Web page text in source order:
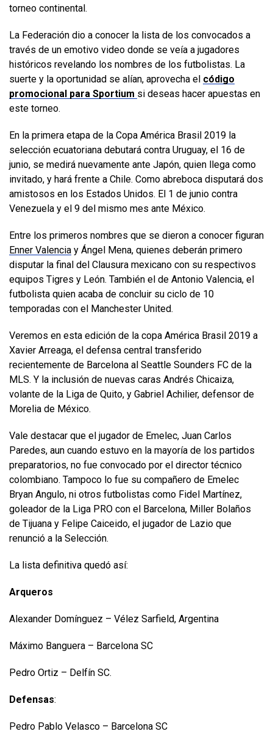
torneo continental.
La Federación dio a conocer la lista de los convocados a
través de un emotivo video donde se veía a jugadores
históricos revelando los nombres de los futbolistas. La
suerte y la oportunidad se alían, aprovecha el código
promocional para Sportium si deseas hacer apuestas en
este torneo.
En la primera etapa de la Copa América Brasil 2019 la
selección ecuatoriana debutará contra Uruguay, el 16 de
junio, se medirá nuevamente ante Japón, quien llega como
invitado, y hará frente a Chile. Como abreboca disputará dos
amistosos en los Estados Unidos. El 1 de junio contra
Venezuela y el 9 del mismo mes ante México.
Entre los primeros nombres que se dieron a conocer figuran
Enner Valencia y Ángel Mena, quienes deberán primero
disputar la final del Clausura mexicano con su respectivos
equipos Tigres y León. También el de Antonio Valencia, el
futbolista quien acaba de concluir su ciclo de 10
temporadas con el Manchester United.
Veremos en esta edición de la copa América Brasil 2019 a
Xavier Arreaga, el defensa central transferido
recientemente de Barcelona al Seattle Sounders FC de la
MLS. Y la inclusión de nuevas caras Andrés Chicaiza,
volante de la Liga de Quito, y Gabriel Achilier, defensor de
Morelia de México.
Vale destacar que el jugador de Emelec, Juan Carlos
Paredes, aun cuando estuvo en la mayoría de los partidos
preparatorios, no fue convocado por el director técnico
colombiano. Tampoco lo fue su compañero de Emelec
Bryan Angulo, ni otros futbolistas como Fidel Martínez,
goleador de la Liga PRO con el Barcelona, Miller Bolaños
de Tijuana y Felipe Caiceido, el jugador de Lazio que
renunció a la Selección.
La lista definitiva quedó así:
Arqueros
Alexander Domínguez – Vélez Sarfield, Argentina
Máximo Banguera – Barcelona SC
Pedro Ortiz – Delfín SC.
Defensas:
Pedro Pablo Velasco – Barcelona SC